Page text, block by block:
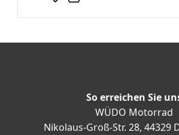
So erreichen Sie
WÜDO Motorrad
Nikolaus-Groß-Str. 28, 44329